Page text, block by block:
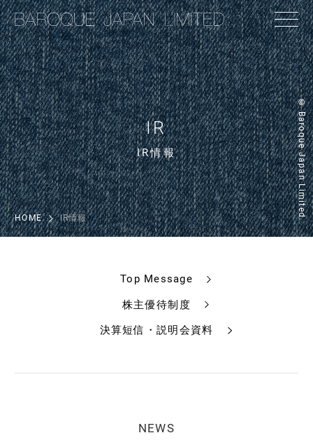
IR
IR情報 © Baroque Japan Limited.
HOME IR情報
Top Message
株主優待制度
決算短信・説明会資料
NEWS